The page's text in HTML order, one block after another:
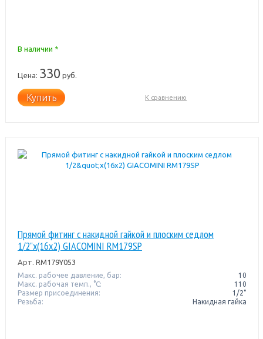
В наличии *
Цена: 330 руб.
Купить К сравнению
Прямой фитинг с накидной гайкой и плоским седлом
1/2"x(16x2) GIACOMINI RM179SP
Арт. RM179Y053
Макс. рабочее давление, бар:
10
Макс. рабочая темп., °С:
110
Размер присоединения:
1/2"
Резьба:
Накидная гайка